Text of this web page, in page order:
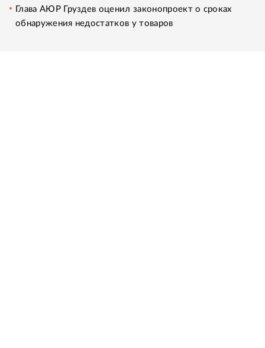
Глава АЮР Груздев оценил законопроект о сроках
обнаружения недостатков у товаров